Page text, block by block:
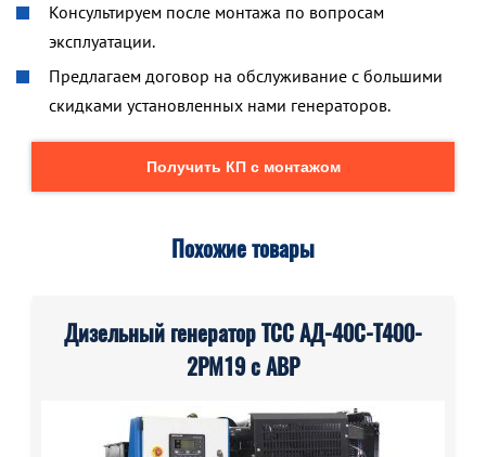
Консультируем после монтажа по вопросам
эксплуатации.
Предлагаем договор на обслуживание с большими
скидками установленных нами генераторов.
Получить КП с монтажом
Похожие товары
Дизельный генератор ТСС АД-40С-Т400-
2РМ19 с АВР